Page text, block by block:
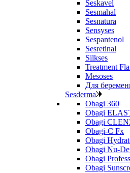
Seskavel
Sesmahal
Sesnatura
Sensyses
Sespantenol
Sesretinal
Silkses
Treatment
Mesoses
Для
Sesderma
Obagi 360
Obagi
Obagi
Obagi-C Fx
Obagi
Obagi Nu-
Obagi
Obagi